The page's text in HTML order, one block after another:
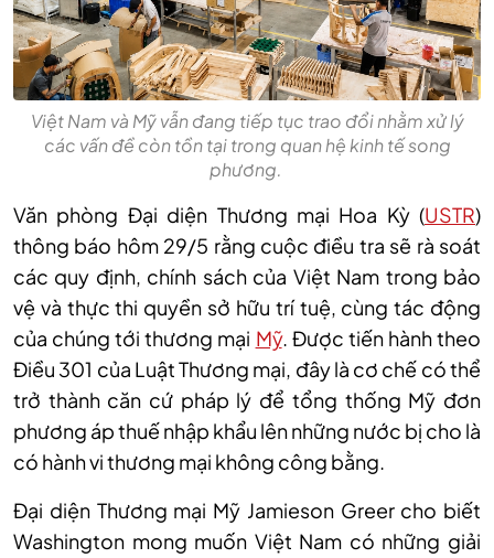
Việt Nam và Mỹ vẫn đang tiếp tục trao đổi nhằm xử lý
các vấn đề còn tồn tại trong quan hệ kinh tế song
phương.
Văn phòng Đại diện Thương mại Hoa Kỳ (USTR)
thông báo hôm 29/5 rằng cuộc điều tra sẽ rà soát
các quy định, chính sách của Việt Nam trong bảo
vệ và thực thi quyền sở hữu trí tuệ, cùng tác động
của chúng tới thương mại Mỹ. Được tiến hành theo
Điều 301 của Luật Thương mại, đây là cơ chế có thể
trở thành căn cứ pháp lý để tổng thống Mỹ đơn
phương áp thuế nhập khẩu lên những nước bị cho là
có hành vi thương mại không công bằng.
Đại diện Thương mại Mỹ Jamieson Greer cho biết
Washington mong muốn Việt Nam có những giải